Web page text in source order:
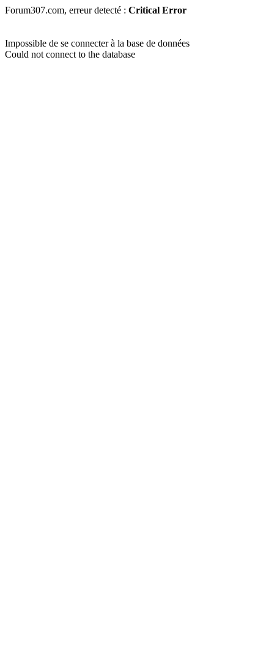
Forum307.com, erreur detecté : Critical Error
Impossible de se connecter à la base de données
Could not connect to the database